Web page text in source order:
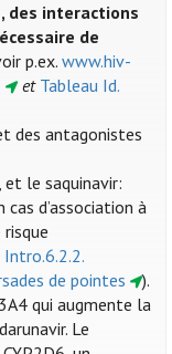
des interactions
de
p.ex.www.hiv-
et Tableau Id.
des antagonistes
le saquinavir:
d’association à
Intro.6.2.2.
de pointes
).
qui augmente la
Le